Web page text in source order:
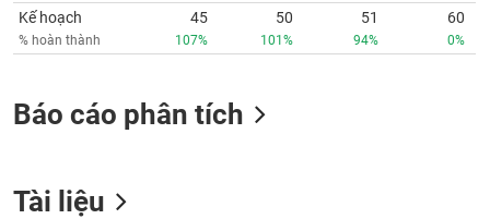
Kế hoạch
% hoàn thành
45
107%
50
101%
51
94%
60
0%
Báo cáo phân tích
Tài liệu